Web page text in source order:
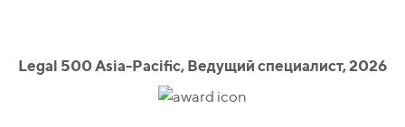
Legal 500 Asia-Pacific, Ведущий специалист, 2026